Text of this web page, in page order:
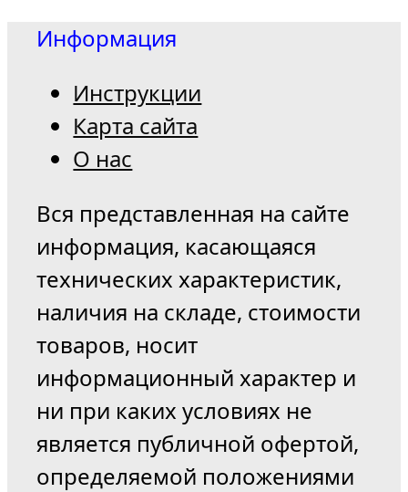
Информация
Инструкции
Карта сайта
О нас
Вся представленная на сайте
информация, касающаяся
технических характеристик,
наличия на складе, стоимости
товаров, носит
информационный характер и
ни при каких условиях не
является публичной офертой,
определяемой положениями